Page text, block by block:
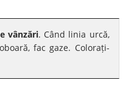
vânzări. Când linia urcă,
fac gaze. Colorați-